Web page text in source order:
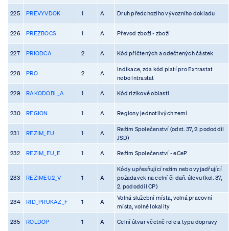
225 PREVYVDOK 1 A Druh předchozího vývozního dokladu
226 PREZBOCS 1 A Převod zboží - zboží
227 PRIODCA 2 A Kód přičtených a odečtených částek
228 PRO 2 A
Indikace, zda kód platí pro Extrastat
nebo Intrastat
229 RAKODOBL_A 1 A Kód rizikové oblasti
230 REGION 1 A Regiony jednotlivých zemí
231 REZIM_EU 1 A
Režim Společenství (odst. 37, 2. pododdil
JSD)
232 REZIM_EU_E 1 A Režim Společenství - eCeP
233 REZIMEU2_V 1 A
Kódy upřesňující režim nebo vyjadřující
požadavek na celní či daň. úlevu (kol. 37,
2. pododdíl CP)
234 RID_PRUKAZ_F 1 A
Volná služební místa, volná pracovní
místa, volné lokality
235 ROLDOP 1 A Celní útvar včetně role a typu dopravy